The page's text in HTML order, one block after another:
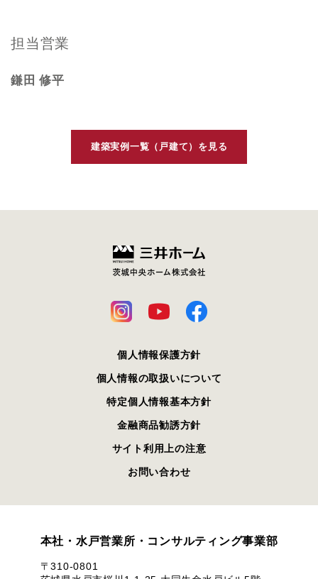
担当営業
鎌田 修平
建築実例一覧（戸建て）を見る
個人情報保護方針
個人情報の取扱いについて
特定個人情報基本方針
金融商品勧誘方針
サイト利用上の注意
お問い合わせ
本社・水戸営業所・コンサルティング事業部
〒310-0801